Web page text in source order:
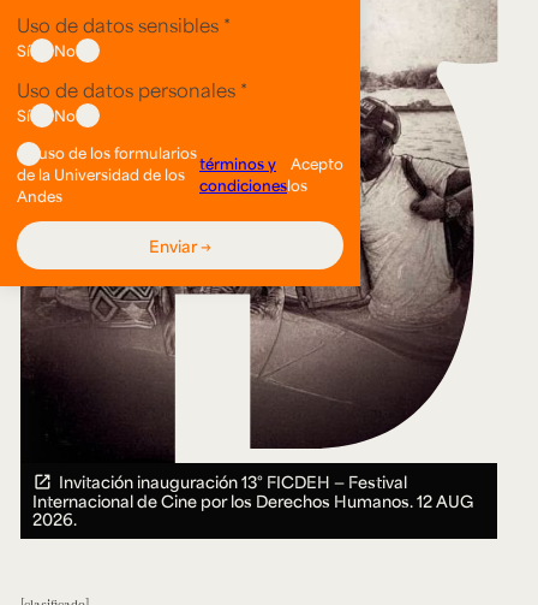
Invitación inauguración 13° FICDEH — Festival
Internacional de Cine por los Derechos Humanos.12 AUG
2026.